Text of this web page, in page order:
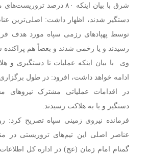
شرق با بیان اینکه ‌۸۰ درصد
دستگیر شدند‌‌، اظهار داشت: اصلی‌ترین
‌توسط پهپادهای رزمی سپاه مورد هدف
رسیدند و یا زخمی شدند و بعضاً هم پراکنده
وی با ‌بیان اینکه عملیات تا دستگیری و
‌ادامه خواهد داشت، افرود:‌ در ‌طول
‌دستگیر و یا به هلاکت رسیدند.
فرمانده نیروی زمینی سپاه تصریح کرد:
عناصر اصلی این تیم‌های تروریستی ‌در
گمنام امام زمان (عج) در اداره کل